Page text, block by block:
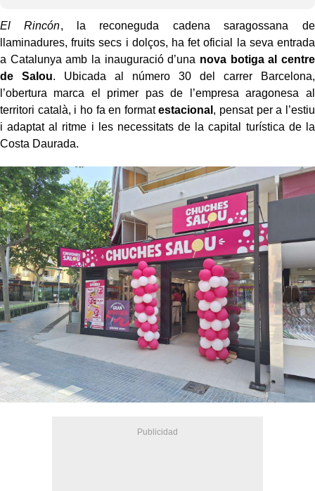
El Rincón, la reconeguda cadena saragossana de
llaminadures, fruits secs i dolços, ha fet oficial la seva entrada
a Catalunya amb la inauguració d’una nova botiga al centre
de Salou. Ubicada al número 30 del carrer Barcelona,
l’obertura marca el primer pas de l’empresa aragonesa al
territori català, i ho fa en formatestacional , pensat per a l’estiu
i adaptat al ritme i les necessitats de la capital turística de la
Costa Daurada.